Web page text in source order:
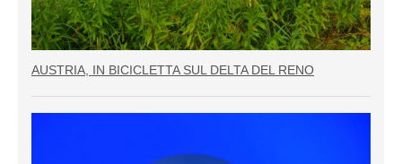
AUSTRIA, IN BICICLETTA SUL DELTA DEL RENO